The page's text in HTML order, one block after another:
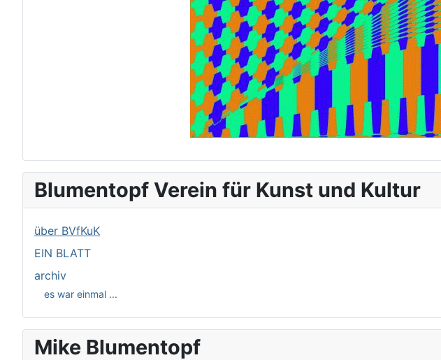
Blumentopf Verein für Kunst und Kultur
über BVfKuK
EIN BLATT
archiv
es war einmal ...
Mike Blumentopf